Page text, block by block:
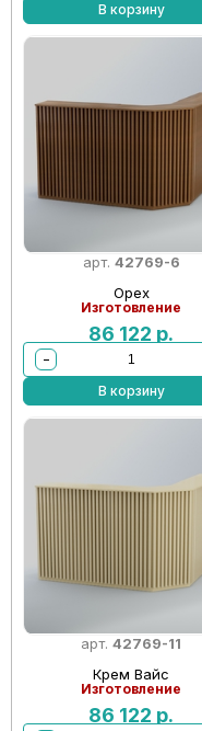
В корзину
арт. 42769-6
Орех
Изготовление
86 122 р.
−
В корзину
арт. 42769-11
Крем Вайс
Изготовление
86 122 р.